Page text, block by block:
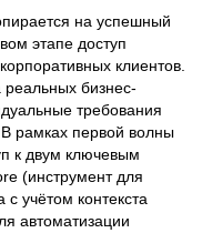
на успешный
этапе доступ
клиентов.
реальных бизнес-
требования
рамках первой волны
к двум ключевым
(инструмент для
учётом контекста
автоматизации